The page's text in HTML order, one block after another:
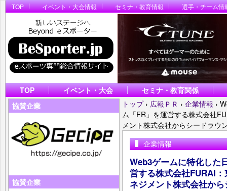
TOP イベント・大会情報 セミナ・教育情報 選手・チーム情
TOP イベント・大会
セミナ・教育関係
協賛企業
協賛企業
トップ › 広報ＰＲ › 企業情報 ›
ム「FR」を運営する株式会社
メント株式会社からシードラウ
企業情報
Web3ゲームに特化した
営する株式会社FURAI
ネジメント株式会社か